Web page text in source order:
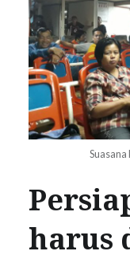
harus